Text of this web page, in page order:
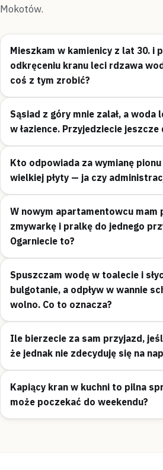
Mokotów.
Mieszkam w kamienicy z lat 30. i
odkręceniu kranu leci rdzawa
coś z tym zrobić?
Sąsiad z góry mnie zalał, a woda
w łazience. Przyjedziecie jeszcze
Kto odpowiada za wymianę
wielkiej płyty — ja czy
W nowym apartamentowcu mam
zmywarkę i pralkę do jednego
Ogarniecie to?
Spuszczam wodę w toalecie i
bulgotanie, a odpływ w wannie
wolno. Co to oznacza?
Ile bierzecie za sam przyjazd,
że jednak nie zdecyduję się na
Kapiący kran w kuchni to pilna
może poczekać do weekendu?